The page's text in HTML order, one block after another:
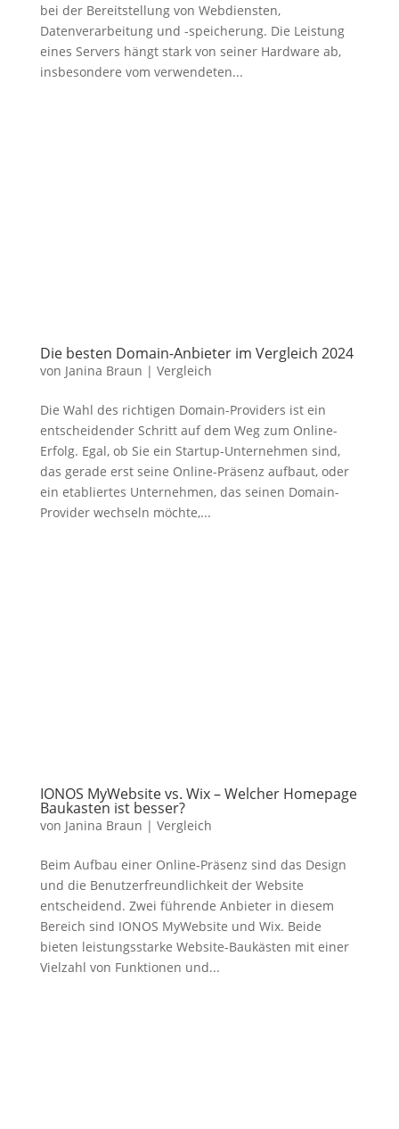
bei der Bereitstellung von Webdiensten,
Datenverarbeitung und -speicherung. Die Leistung
eines Servers hängt stark von seiner Hardware ab,
insbesondere vom verwendeten...
Die besten Domain-Anbieter im Vergleich 2024
von Janina Braun | Vergleich
Die Wahl des richtigen Domain-Providers ist ein
entscheidender Schritt auf dem Weg zum Online-
Erfolg. Egal, ob Sie ein Startup-Unternehmen sind,
das gerade erst seine Online-Präsenz aufbaut, oder
ein etabliertes Unternehmen, das seinen Domain-
Provider wechseln möchte,...
IONOS MyWebsite vs. Wix – Welcher Homepage
Baukasten ist besser?
von Janina Braun | Vergleich
Beim Aufbau einer Online-Präsenz sind das Design
und die Benutzerfreundlichkeit der Website
entscheidend. Zwei führende Anbieter in diesem
Bereich sind IONOS MyWebsite und Wix. Beide
bieten leistungsstarke Website-Baukästen mit einer
Vielzahl von Funktionen und...